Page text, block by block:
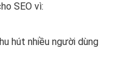
SEO vì:
hút nhiều người dùng